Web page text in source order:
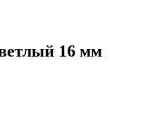
16 мм